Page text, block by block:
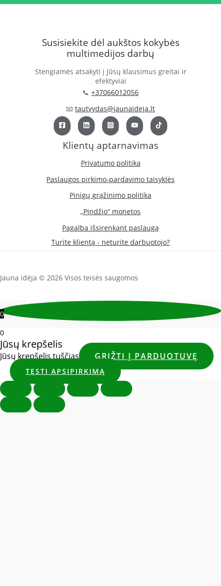
Susisiekite dėl aukštos kokybės
multimedijos darbų
Stengiamės atsakyti į Jūsų klausimus greitai ir
efektyviai
📞 +37066012056
📧 tautvydas@jaunaideja.lt
Klientų aptarnavimas
Privatumo politika
Paslaugos pirkimo-pardavimo taisyklės
Pinigų grąžinimo politika
„Pindžio“ monetos
Pagalba išsirenkant paslaugą
Turite klientą - neturite darbuotojo?
Jauna idėja © 2026 Visos teisės saugomos
0
0
Jūsų krepšelis
Jūsų krepšelis tuščias GRĮŽTI Į PARDUOTUVĘ
TĘSTI APSIPIRKIMĄ